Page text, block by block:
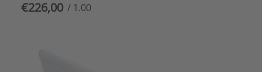
€226,00 / 1.00